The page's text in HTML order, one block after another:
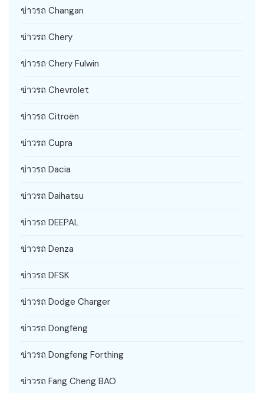
ข่าวรถ Changan
ข่าวรถ Chery
ข่าวรถ Chery Fulwin
ข่าวรถ Chevrolet
ข่าวรถ Citroën
ข่าวรถ Cupra
ข่าวรถ Dacia
ข่าวรถ Daihatsu
ข่าวรถ DEEPAL
ข่าวรถ Denza
ข่าวรถ DFSK
ข่าวรถ Dodge Charger
ข่าวรถ Dongfeng
ข่าวรถ Dongfeng Forthing
ข่าวรถ Fang Cheng BAO